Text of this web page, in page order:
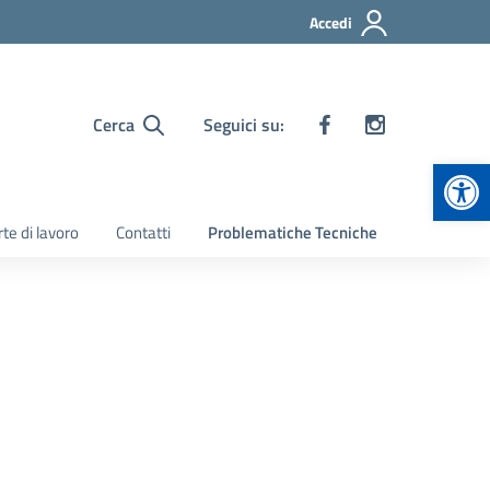
Accedi
Cerca Seguici su:
di lavoro Contatti Problematiche Tecniche